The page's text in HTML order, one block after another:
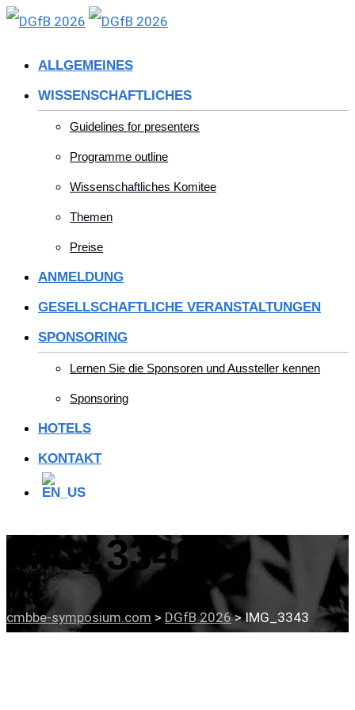
Skip
ALLGEMEINES
WISSENSCHAFTLICHES
Guidelines for presenters
Programme outline
Wissenschaftliches Komitee
Themen
Preise
ANMELDUNG
GESELLSCHAFTLICHE VERANSTALTUNGEN
SPONSORING
Lernen Sie die Sponsoren und Aussteller kennen
Sponsoring
HOTELS
KONTAKT
IMG_3343
cmbbe-symposium.com > DGfB 2026>IMG_3343